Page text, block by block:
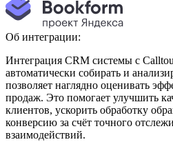
Об интеграции:
Интеграция CRM системы с
автоматически собирать и
позволяет наглядно оценивать
продаж. Это помогает улучшить
клиентов, ускорить обработку
конверсию за счёт точного
взаимодействий.